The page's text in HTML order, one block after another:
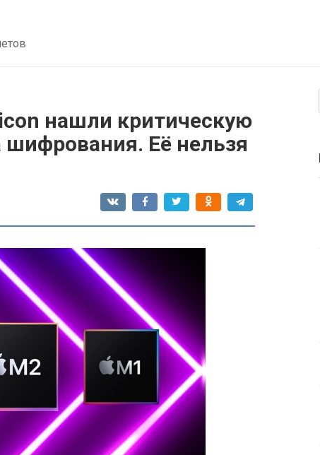
нашли критическую
Её нельзя